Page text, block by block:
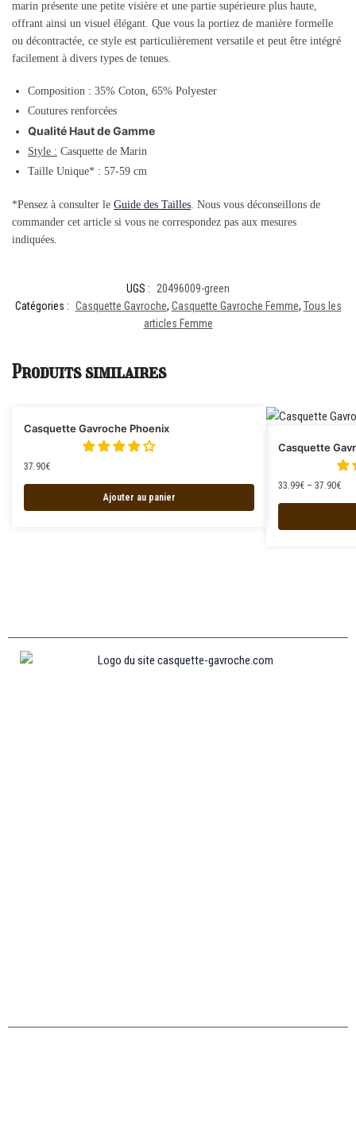
marin présente une petite visière et une partie supérieure plus haute,
offrant ainsi un visuel élégant. Que vous la portiez de manière formelle
ou décontractée, ce style est particulièrement versatile et peut être intégré
facilement à divers types de tenues.
Composition : 35% Coton, 65% Polyester
Coutures renforcées
Qualité Haut de Gamme
Style : Casquette de Marin
Taille Unique* : 57-59 cm
*Pensez à consulter le Guide des Tailles . Nous vous déconseillons de
commander cet article si vous ne correspondez pas aux mesures
indiquées.
UGS : 20496009-green
Catégories : Casquette Gavroche, Casquette Gavroche Femme, Tous les
articles Femme
Produits similaires
Casquette Gavroche Phoenix
37.90€
Ajouter au panier
Casquette
33.99€ – 37.90€